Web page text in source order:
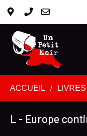
ACCUEIL LIVRES
L - Europe